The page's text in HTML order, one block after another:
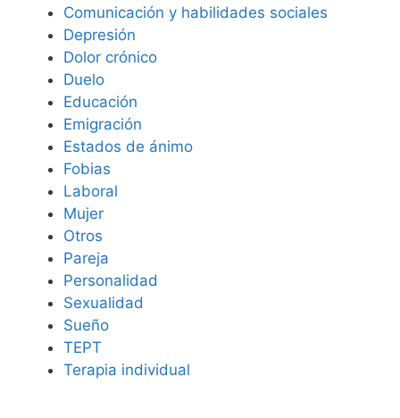
Comunicación y habilidades sociales
Depresión
Dolor crónico
Duelo
Educación
Emigración
Estados de ánimo
Fobias
Laboral
Mujer
Otros
Pareja
Personalidad
Sexualidad
Sueño
TEPT
Terapia individual